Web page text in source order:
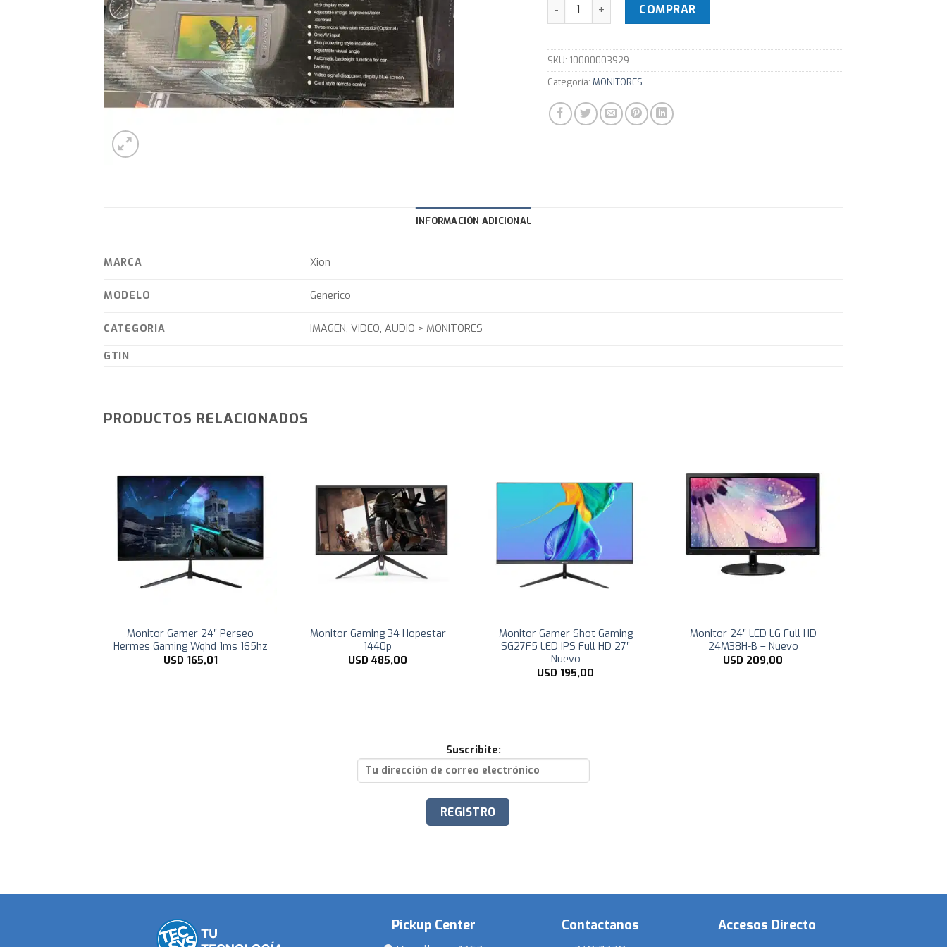
Monitor para Auto - Panel TFT LCD de 7" Sun Visor cantidad
COMPRAR
SKU: 10000003929
Categoría: MONITORES
INFORMACIÓN ADICIONAL
MARCA Xion
MODELO Generico
CATEGORIA IMAGEN, VIDEO, AUDIO > MONITORES
GTIN
PRODUCTOS RELACIONADOS
Monitor Gamer 24″ Perseo
Hermes Gaming Wqhd 1ms 165hz
USD 165,01
Monitor Gaming 34 Hopestar
1440p
USD485,00
Monitor Gamer Shot Gaming
SG27F5 LED IPS Full HD 27″
Nuevo
USD 195,00
Monitor 24″ LED LG Full HD
24M38H-B – Nuevo
USD 209,00
Suscribite:
Pickup Center Contactanos Accesos Directo